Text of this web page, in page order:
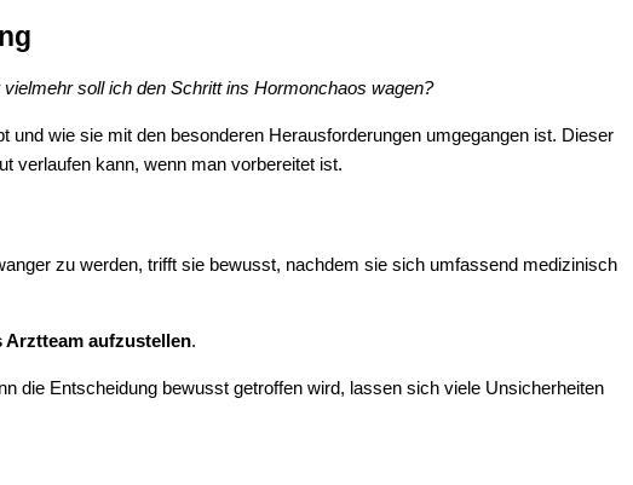
soll ich den Schritt ins Hormonchaos wagen?
wie sie mit den besonderen Herausforderungen umgegangen ist. Dieser
verlaufen kann, wenn man vorbereitet ist.
zu werden, trifft sie bewusst, nachdem sie sich umfassend medizinisch
aufzustellen.
die Entscheidung bewusst getroffen wird, lassen sich viele Unsicherheiten